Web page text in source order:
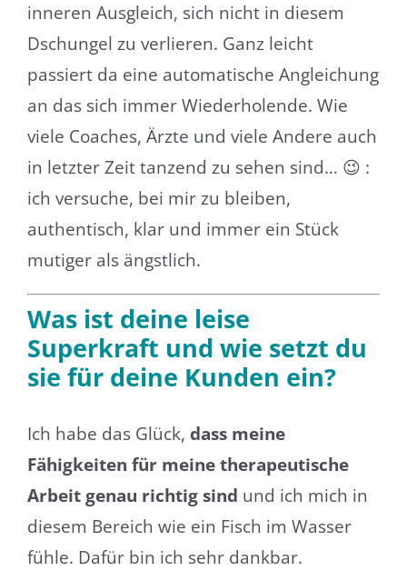
inneren Ausgleich, sich nicht in diesem
Dschungel zu verlieren. Ganz leicht
passiert da eine automatische Angleichung
an das sich immer Wiederholende. Wie
viele Coaches, Ärzte und viele Andere auch
in letzter Zeit tanzend zu sehen sind… 😉 :
ich versuche, bei mir zu bleiben,
authentisch, klar und immer ein Stück
mutiger als ängstlich.
Was ist deine leise
Superkraft und wie setzt du
sie für deine Kunden ein?
Ich habe das Glück, dass meine
Fähigkeiten für meine therapeutische
Arbeit genau richtig sind und ich mich in
diesem Bereich wie ein Fisch im Wasser
fühle. Dafür bin ich sehr dankbar.